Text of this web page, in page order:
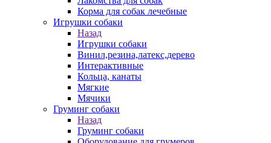
Корма для собак лечебные
Игрушки собаки
Назад
Игрушки собаки
Винил,резина,латекс,дерево
Интерактивные
Кольца, канаты
Мягкие
Мячики
Груминг собаки
Назад
Груминг собаки